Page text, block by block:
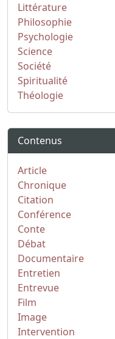
Littérature
Philosophie
Psychologie
Science
Société
Spiritualité
Théologie
Contenus
Article
Chronique
Citation
Conférence
Conte
Débat
Documentaire
Entretien
Entrevue
Film
Image
Intervention